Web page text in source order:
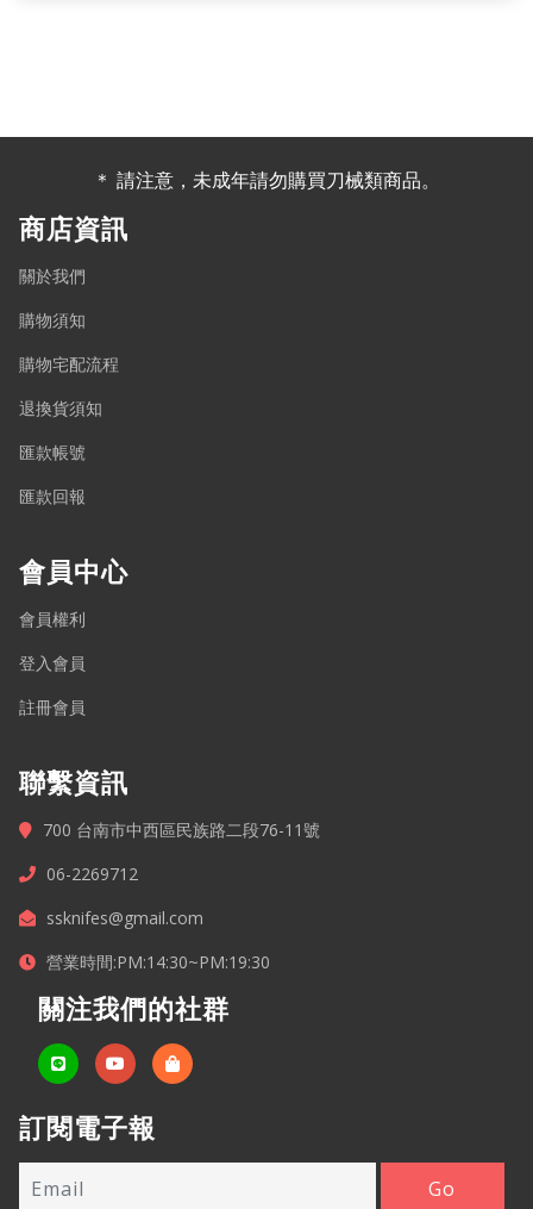
＊ 請注意，未成年請勿購買刀械類商品。
商店資訊
關於我們
購物須知
購物宅配流程
退換貨須知
匯款帳號
匯款回報
會員中心
會員權利
登入會員
註冊會員
聯繫資訊
700 台南市中西區民族路二段76-11號
06-2269712
ssknifes@gmail.com
營業時間:PM:14:30~PM:19:30
關注我們的社群
訂閱電子報